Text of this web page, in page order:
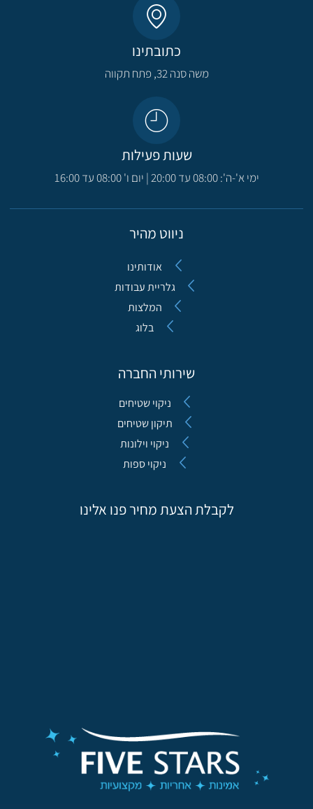
כתובתינו
משה סנה 32, פתח תקווה​
שעות פעילות
ימי א'-ה': 08:00 עד 20:00 | יום ו' 08:00 עד 16:00
ניווט מהיר
אודותינו
גלריית עבודות
המלצות
בלוג
שירותי החברה
ניקוי שטיחים
תיקון שטיחים
ניקוי וילונות
ניקוי ספות
לקבלת הצעת מחיר פנו אלינו